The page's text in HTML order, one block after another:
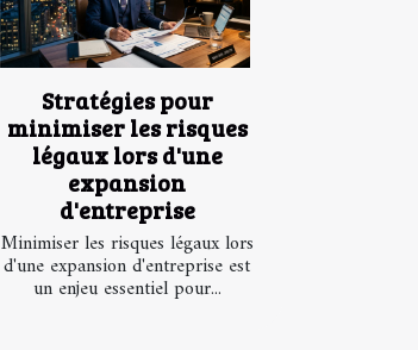
Stratégies pour
minimiser les risques
légaux lors d'une
expansion
d'entreprise
Minimiser les risques légaux lors
d'une expansion d'entreprise est
un enjeu essentiel pour...